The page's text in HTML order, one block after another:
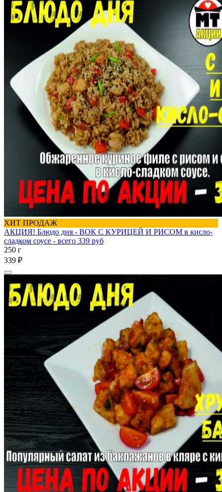
ХИТ ПРОДАЖ
АКЦИЯ! Блюдо дня - ВОК С КУРИЦЕЙ И РИСОМ в кисло-
сладком соусе - всего 339 руб
250 г
339 ₽